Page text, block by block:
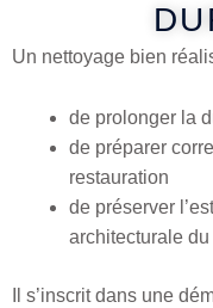
Un nettoyage bien
de prolonger la
de préparer
restauration
de préserver
architecturale
Il s’inscrit dans une